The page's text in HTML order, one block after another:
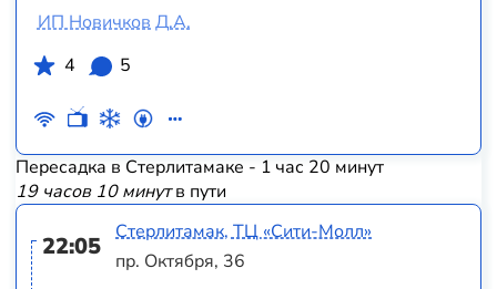
ИП Новичков Д.А.
4
5
Пересадка в Стерлитамаке - 1 час 20 минут
19 часов 10 минутв пути
22:05
Стерлитамак, ТЦ «‎Сити-Молл»
пр. Октября, 36